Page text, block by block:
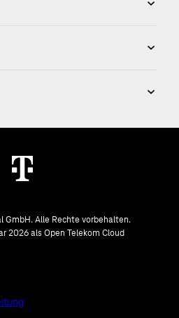
Alle Rechte vorbehalten.
2026 als Open Telekom Cloud